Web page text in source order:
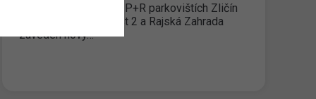
Od 12. 07. 2022 je na P+R parkovištích Zličín
1; Zličín 2; Černý Most 2 a Rajská Zahrada
zaveden nový…